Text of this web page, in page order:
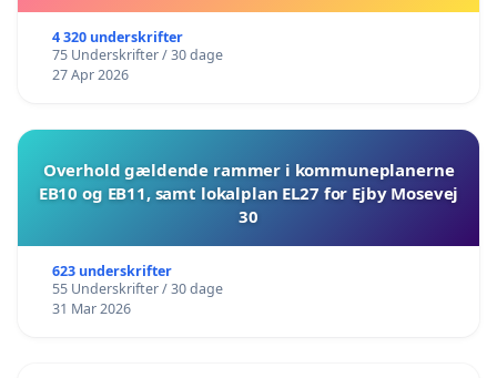
4 320 underskrifter
75 Underskrifter / 30 dage
27 Apr 2026
Overhold gældende rammer i kommuneplanerne
EB10 og EB11, samt lokalplan EL27 for Ejby Mosevej
30
623 underskrifter
55 Underskrifter / 30 dage
31 Mar 2026